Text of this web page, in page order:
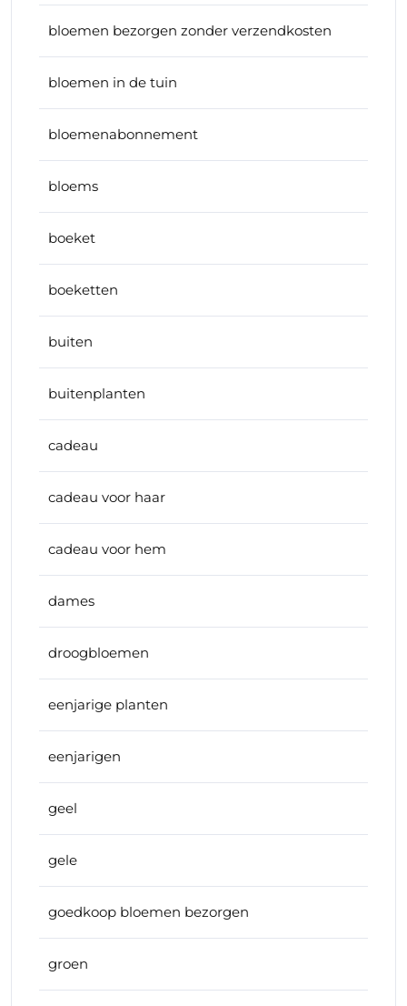
bloemen bezorgen zonder verzendkosten
bloemen in de tuin
bloemenabonnement
bloems
boeket
boeketten
buiten
buitenplanten
cadeau
cadeau voor haar
cadeau voor hem
dames
droogbloemen
eenjarige planten
eenjarigen
geel
gele
goedkoop bloemen bezorgen
groen